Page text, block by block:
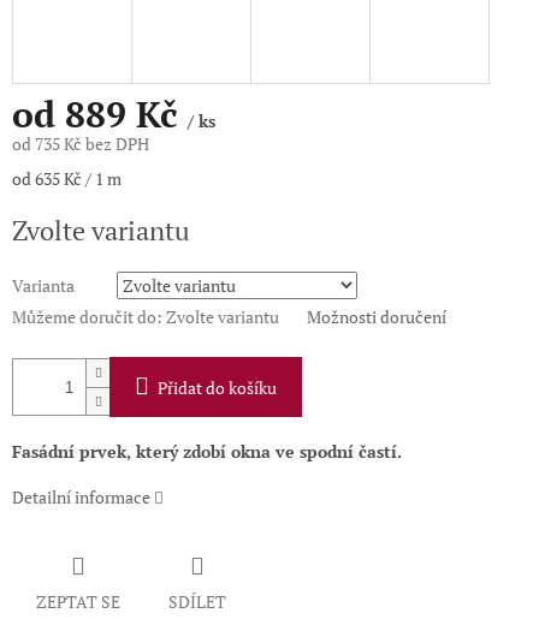
od 889 Kč / ks
od 735 Kč bez DPH
Měrná
od 635 Kč / 1 m
Zvolte variantu
Varianta
Můžeme doručit do: Zvolte variantu Možnosti doručení
Přidat do košíku
Fasádní prvek, který zdobí okna ve spodní častí.
Detailní informace
ZEPTAT SE SDÍLET